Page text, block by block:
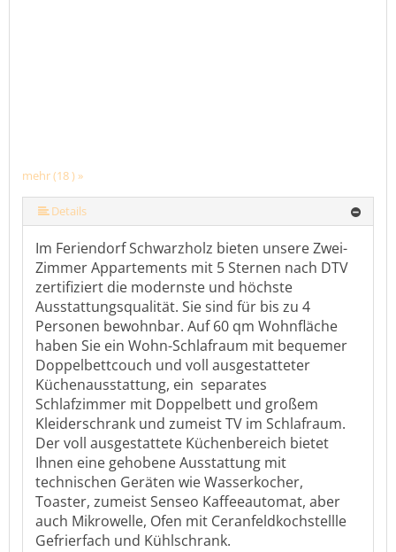
mehr (18 ) »
mehr (18 ) »
mehr (18 ) »
mehr (18 ) »
mehr (18 ) »
mehr (18 ) »
mehr (18 ) »
mehr (18 ) »
mehr (18 ) »
mehr (18 ) »
mehr (18 ) »
mehr (18 ) »
mehr (18 ) »
mehr (18 ) »
mehr (18 ) »
Details
Im Feriendorf Schwarzholz bieten unsere Zwei-
Zimmer Appartements mit 5 Sternen nach DTV
zertifiziert die modernste und höchste
Ausstattungsqualität. Sie sind für bis zu 4
Personen bewohnbar. Auf 60 qm Wohnfläche
haben Sie ein Wohn-Schlafraum mit bequemer
Doppelbettcouch und voll ausgestatteter
Küchenausstattung, ein separates
Schlafzimmer mit Doppelbett und großem
Kleiderschrank und zumeist TV im Schlafraum.
Der voll ausgestattete Küchenbereich bietet
Ihnen eine gehobene Ausstattung mit
technischen Geräten wie Wasserkocher,
Toaster, zumeist Senseo Kaffeeautomat, aber
auch Mikrowelle, Ofen mit Ceranfeldkochstellle
Gefrierfach und Kühlschrank.